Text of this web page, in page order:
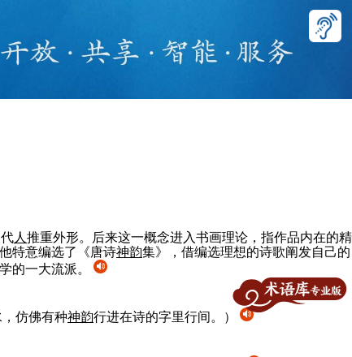
人 推重外形。后来这一概念进入书画理论，指作品内在的精
特意编选了《唐诗神韵集》，借编选理想的诗歌阐发自己的
的一大流派。
仿佛有种神韵行进在诗的字里行间。）